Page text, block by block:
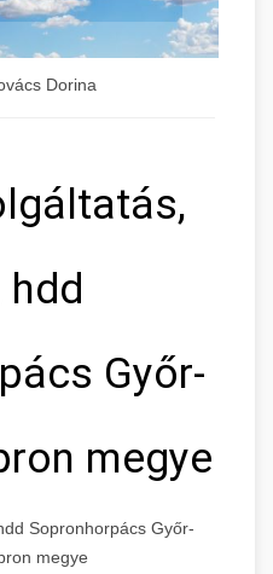
Dorina
hdd
Győr-
megye
Sopronhorpács Győr-
megye